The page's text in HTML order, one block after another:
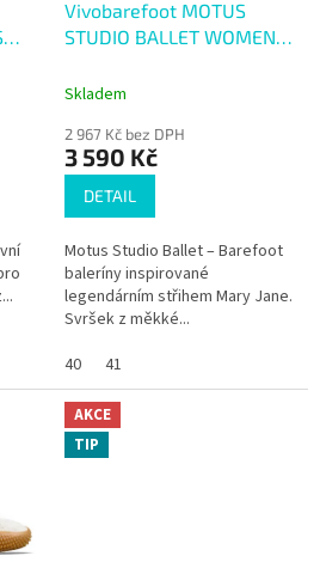
Vivobarefoot MOTUS
STUDIO BALLET WOMENS
Skladem
2 967 Kč bez DPH
3 590 Kč
DETAIL
Motus Studio Ballet – Barefoot
baleríny inspirované
legendárním střihem Mary Jane.
Svršek z měkké...
40
41
AKCE
TIP